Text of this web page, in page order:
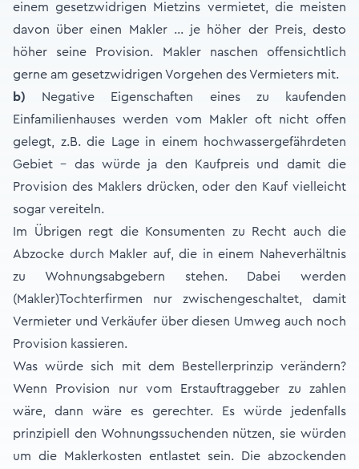
einem gesetzwidrigen Mietzins vermietet, die meisten
davon über einen Makler … je höher der Preis, desto
höher seine Provision. Makler naschen offensichtlich
gerne am gesetzwidrigen Vorgehen des Vermieters mit.
b) Negative Eigenschaften eines zu kaufenden
Einfamilienhauses werden vom Makler oft nicht offen
gelegt, z.B. die Lage in einem hochwassergefährdeten
Gebiet - das würde ja den Kaufpreis und damit die
Provision des Maklers drücken, oder den Kauf vielleicht
sogar vereiteln.
Im Übrigen regt die Konsumenten zu Recht auch die
Abzocke durch Makler auf, die in einem Naheverhältnis
zu Wohnungsabgebern stehen. Dabei werden
(Makler)Tochterfirmen nur zwischengeschaltet, damit
Vermieter und Verkäufer über diesen Umweg auch noch
Provision kassieren.
Was würde sich mit dem Bestellerprinzip verändern?
Wenn Provision nur vom Erstauftraggeber zu zahlen
wäre, dann wäre es gerechter. Es würde jedenfalls
prinzipiell den Wohnungssuchenden nützen, sie würden
um die Maklerkosten entlastet sein. Die abzockenden